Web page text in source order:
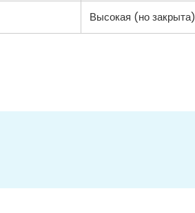
Высокая (но закрыта)